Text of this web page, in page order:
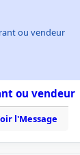
ou vendeur
ou vendeur
l'Message